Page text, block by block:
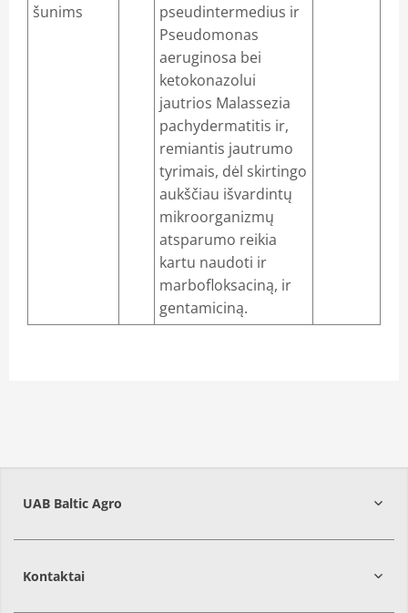
šunims
pseudintermedius ir
Pseudomonas
aeruginosa bei
ketokonazolui
jautrios Malassezia
pachydermatitis ir,
remiantis jautrumo
tyrimais, dėl skirtingo
aukščiau išvardintų
mikroorganizmų
atsparumo reikia
kartu naudoti ir
marbofloksaciną, ir
gentamiciną.
UAB Baltic Agro
Kontaktai